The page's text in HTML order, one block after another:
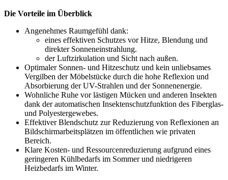
Die Vorteile im Überblick
Angenehmes Raumgefühl dank:
eines effektiven Schutzes vor Hitze, Blendung und
direkter Sonneneinstrahlung.
der Luftzirkulation und Sicht nach außen.
Optimaler Sonnen- und Hitzeschutz und kein unliebsames
Vergilben der Möbelstücke durch die hohe Reflexion und
Absorbierung der UV-Strahlen und der Sonnenenergie.
Wohnliche Ruhe vor lästigen Mücken und anderen Insekten
dank der automatischen Insektenschutzfunktion des Fiberglas-
und Polyestergewebes.
Effektiver Blendschutz zur Reduzierung von Reflexionen an
Bildschirmarbeitsplätzen im öffentlichen wie privaten
Bereich.
Klare Kosten- und Ressourcenreduzierung aufgrund eines
geringeren Kühlbedarfs im Sommer und niedrigeren
Heizbedarfs im Winter.